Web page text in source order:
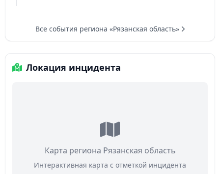
Все события региона «Рязанская область»
Локация инцидента
Карта региона Рязанская область
Интерактивная карта с отметкой инцидента